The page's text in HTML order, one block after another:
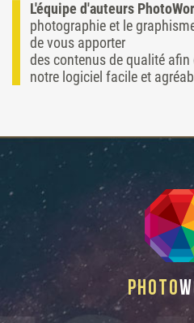
L'équipe d'auteurs
photographie et le
de vous apporter
des contenus de qualité afin
notre logiciel facile et
Photo